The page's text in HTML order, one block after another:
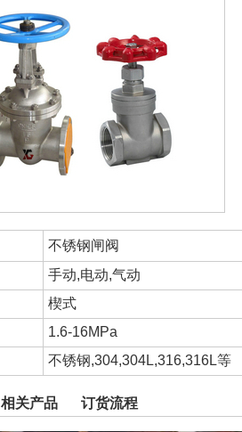
不锈钢闸阀
手动,电动,气动
楔式
1.6-16MPa
不锈钢,304,304L,316,316L等
相关产品 订货流程